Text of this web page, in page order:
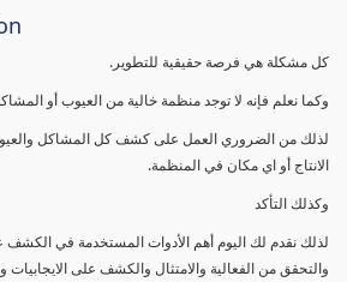
كل مشكلة هي فرصة حقيقية للتطوير.
وكما نعلم فإنه لا توجد منظمة خالية من العيوب أو
لذلك من الضروري العمل على كشف كل المشاكل
الانتاج أو اي مكان في المنظمة.
وكذلك التأكد
لذلك نقدم لك اليوم أهم الأدوات المستخدمة في
والتحقق من الفعالية والامتثال والكشف على